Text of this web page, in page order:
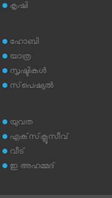
കൃഷി
ഹോബി
യാത്ര
സൃഷ്ടികള്‍
സ്‌പെഷ്യല്‍
യുവത
എക്‌സ്‌ക്ലൂസീവ്
വീട്
ഇ അഹമ്മദ്‌